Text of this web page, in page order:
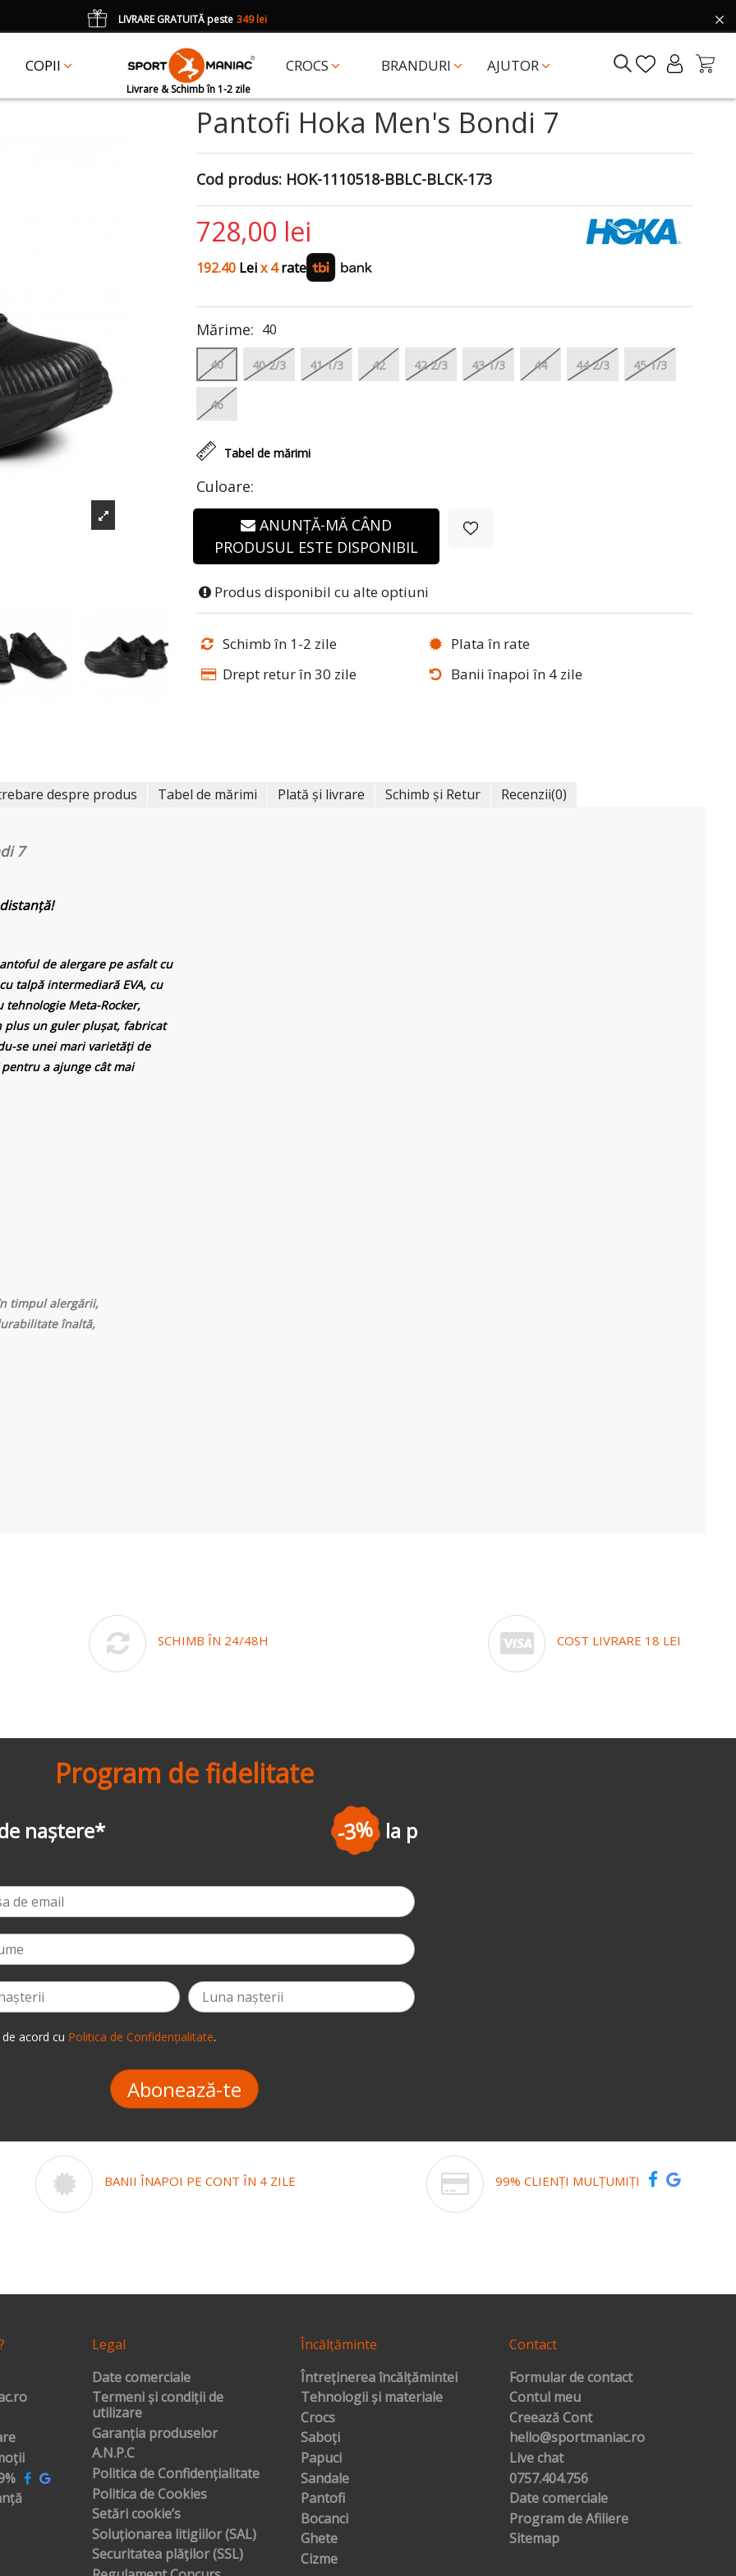
COPII CROCS BRANDURI AJUTOR
Livrare & Schimb în 1-2 zile
LIVRARE GRATUITĂ peste 349 lei
CADOUun accesoriu Crocs Jibbitz în val. de 25 lei cu codul: JIBBITZ
Pantofi Hoka Men's Bondi 7
Cod produs: HOK-1110518-BBLC-BLCK-173
728,00 lei
192.40 Leix 4rate
Culoare:
Tabel de mărimi
Mărime: 40
40 40 2/3 41 1/3 42 42 2/3 43 1/3 44 44 2/3 45 1/3
46
ANUNȚĂ-MĂ CÂND
PRODUSUL ESTE DISPONIBIL
Produs disponibil cu alte optiuni
Schimb în 1-2 zile
Plata în rate
Drept retur în 30 zile
Banii înapoi în 4 zile
despre produs Tabel de mărimi Plată și livrare Schimb și Retur Recenzii(0)
7
de alergare pe asfalt cu
talpă intermediară EVA, cu
Meta-Rocker,
plus un guler plușat, fabricat
se unei mari varietăți de
a ajunge cât mai
timpul alergării,
înaltă,
SCHIMB ÎN 24/48H COST LIVRARE 18 LEI
Program de fidelitate
-3%
acord cu Politica de Confidențialitate.
Abonează-te
BANII ÎNAPOI PE CONT ÎN 4 ZILE 99% CLIENȚI MULȚUMIȚI
Legal
Date comerciale
Termeni și condiții de
utilizare
Garanția produselor
A.N.P.C
Politica de Confidențialitate
Politica de Cookies
Setări cookie’s
Soluționarea litigiilor (SAL)
Securitatea plăților (SSL)
Încălțăminte
Întreținerea încălțămintei
Tehnologii și materiale
Crocs
Saboți
Papuci
Sandale
Pantofi
Bocanci
Ghete
Cizme
Contact
Formular de contact
Contul meu
Creează Cont
hello@sportmaniac.ro
Live chat
0757.404.756
Date comerciale
Program de Afiliere
Sitemap